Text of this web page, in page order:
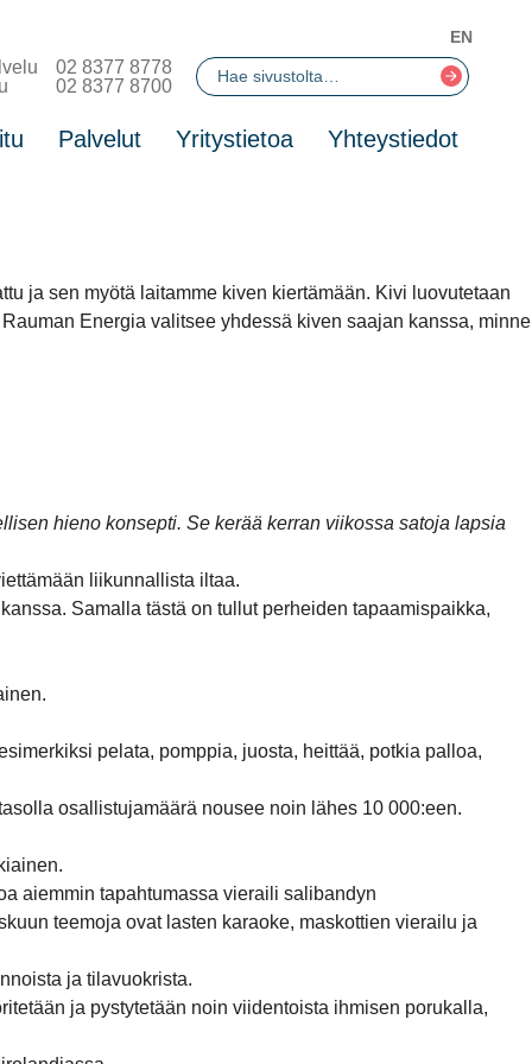
02 8377 8778
02 8377 8700
Palvelut Yritystietoa Yhteystiedot
EN
ja sen myötä laitamme kiven kiertämään. Kivi luovutetaan
Energia valitsee yhdessä kiven saajan kanssa, minne
hieno konsepti. Se kerää kerran viikossa satoja lapsia
liikunnallista iltaa.
Samalla tästä on tullut perheiden tapaamispaikka,
pelata, pomppia, juosta, heittää, potkia palloa,
osallistujamäärä nousee noin lähes 10 000:een.
aiemmin tapahtumassa vieraili salibandyn
teemoja ovat lasten karaoke, maskottien vierailu ja
ja tilavuokrista.
ja pystytetään noin viidentoista ihmisen porukalla,